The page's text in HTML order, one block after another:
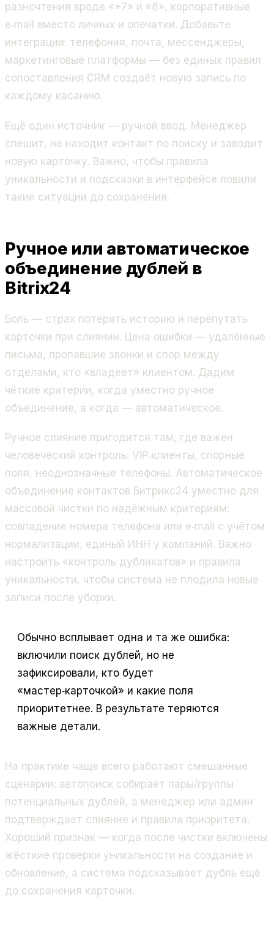
разночтения вроде «+7» и «8», корпоративные
e‑mail вместо личных и опечатки. Добавьте
интеграции: телефония, почта, мессенджеры,
маркетинговые платформы — без единых правил
сопоставления CRM создаёт новую запись по
каждому касанию.
Ещё один источник — ручной ввод. Менеджер
спешит, не находит контакт по поиску и заводит
новую карточку. Важно, чтобы правила
уникальности и подсказки в интерфейсе ловили
такие ситуации до сохранения.
Ручное или автоматическое
объединение дублей в
Bitrix24
Боль — страх потерять историю и перепутать
карточки при слиянии. Цена ошибки — удалённые
письма, пропавшие звонки и спор между
отделами, кто «владеет» клиентом. Дадим
чёткие критерии, когда уместно ручное
объединение, а когда — автоматическое.
Ручное слияние пригодится там, где важен
человеческий контроль: VIP‑клиенты, спорные
поля, неоднозначные телефоны. Автоматическое
объединение контактов Битрикс24 уместно для
массовой чистки по надёжным критериям:
совпадение номера телефона или e‑mail с учётом
нормализации, единый ИНН у компаний. Важно
настроить «контроль дубликатов» и правила
уникальности, чтобы система не плодила новые
записи после уборки.
Обычно всплывает одна и та же ошибка:
включили поиск дублей, но не
зафиксировали, кто будет
«мастер‑карточкой» и какие поля
приоритетнее. В результате теряются
важные детали.
На практике чаще всего работают смешанные
сценарии: автопоиск собирает пары/группы
потенциальных дублей, а менеджер или админ
подтверждает слияние и правила приоритета.
Хороший признак — когда после чистки включены
жёсткие проверки уникальности на создание и
обновление, а система подсказывает дубль ещё
до сохранения карточки.